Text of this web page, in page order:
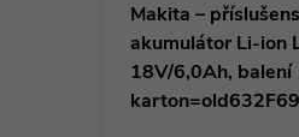
Makita –
akumulátor Li-ion
18V/6,0Ah, balení